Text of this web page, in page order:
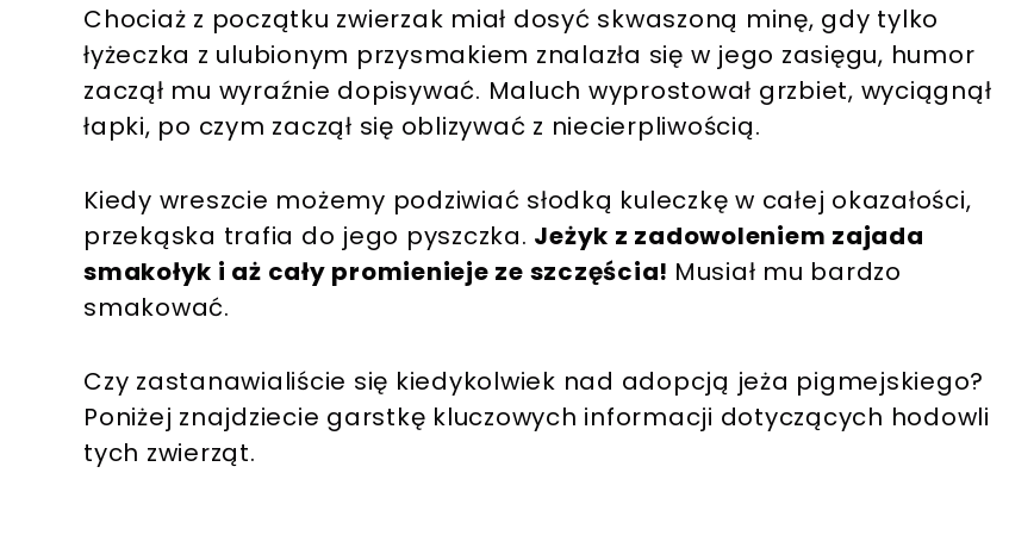
Chociaż z początku zwierzak miał dosyć skwaszoną minę, gdy tylko
łyżeczka z ulubionym przysmakiem znalazła się w jego zasięgu, humor
zaczął mu wyraźnie dopisywać. Maluch wyprostował grzbiet, wyciągnął
łapki, po czym zaczął się oblizywać z niecierpliwością.
Kiedy wreszcie możemy podziwiać słodką kuleczkę w całej okazałości,
przekąska trafia do jego pyszczka. Jeżyk z zadowoleniem zajada
smakołyk i aż cały promienieje ze szczęścia! Musiał mu bardzo
smakować.
Czy zastanawialiście się kiedykolwiek nad adopcją jeża pigmejskiego?
Poniżej znajdziecie garstkę kluczowych informacji dotyczących hodowli
tych zwierząt.